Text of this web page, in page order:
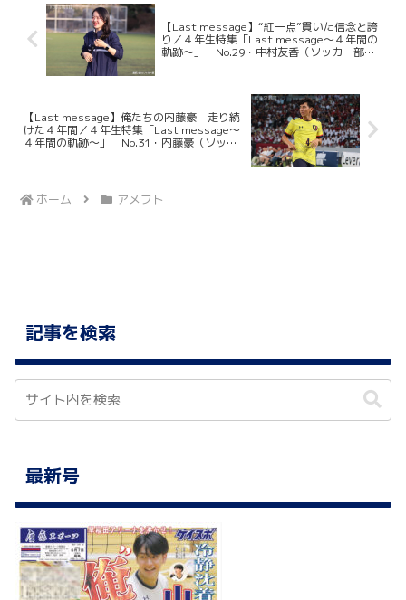
【Last message】“紅一点”貫いた信念と誇
り／４年生特集「Last message〜４年間の
軌跡〜」 No.29・中村友香（ソッカー部男
【Last message】俺たちの内藤豪 走り続
けた４年間／４年生特集「Last message〜
４年間の軌跡〜」 No.31・内藤豪（ソッカ
ホーム アメフト
記事を検索
最新号